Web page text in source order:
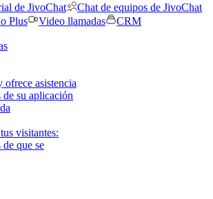
de JivoChat
Chat de equipos de JivoChat
Plus Video llamadas
CRM
ofrece asistencia
de su aplicación
visitantes:
de que se